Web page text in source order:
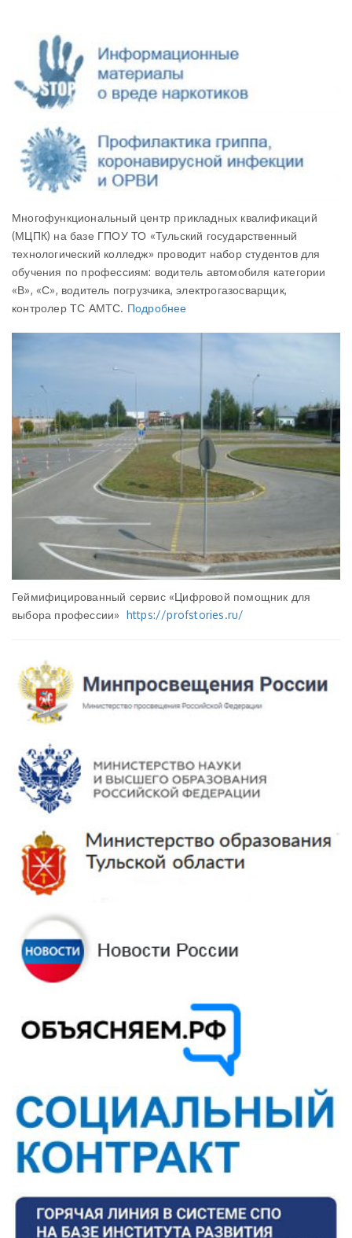
Многофункциональный центр прикладных квалификаций
(МЦПК) на базе ГПОУ ТО «Тульский государственный
технологический колледж» проводит набор студентов для
обучения по профессиям: водитель автомобиля категории
«В», «С», водитель погрузчика, электрогазосварщик,
контролер ТС АМТС. Подробнее
Геймифицированный сервис «Цифровой помощник для
выбора профессии» https://profstories.ru/